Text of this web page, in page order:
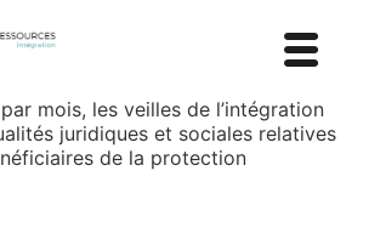
mois, les veilles de l’intégration
juridiques et sociales relatives
de la protection